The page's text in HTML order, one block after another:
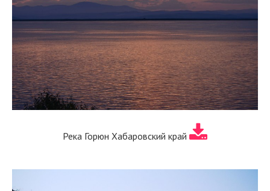
Река Горюн Хабаровский край